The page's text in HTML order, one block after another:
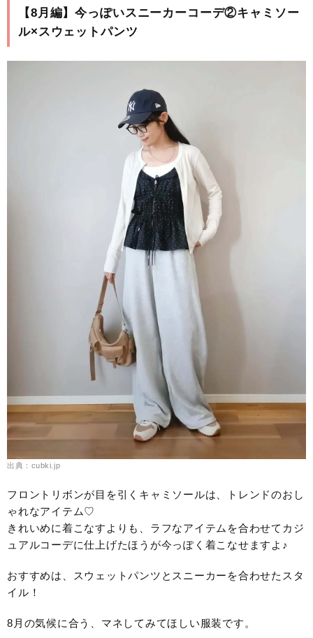
【8月編】今っぽいスニーカーコーデ②キャミソー
ル×スウェットパンツ
出典：cubki.jp
フロントリボンが目を引くキャミソールは、トレンドのおし
ゃれなアイテム♡
きれいめに着こなすよりも、ラフなアイテムを合わせてカジ
ュアルコーデに仕上げたほうが今っぽく着こなせますよ♪
おすすめは、スウェットパンツとスニーカーを合わせたスタ
イル！
8月の気候に合う、マネしてみてほしい服装です。